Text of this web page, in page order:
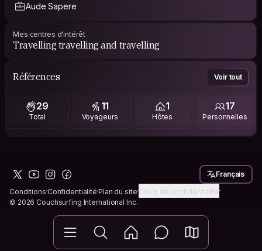
Aude Sapere
Mes centres d'intérêt
Travelling travelling and travelling
Références Voir tout
29
Total
11
Voyageurs
1
Hôtes
17
Personnelles
ConditionsConfidentialitéPlan du siteChoix de confidentialité
© 2026 Couchsurfing International Inc.
Français